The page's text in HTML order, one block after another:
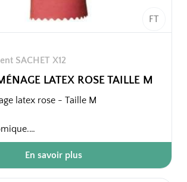
FT
SACHET X12
LATEX ROSE TAILLE M
latex rose - Taille M
: floqué coton.
: paume et doigts anti-dérapants.
: coupe droite.
En savoir plus